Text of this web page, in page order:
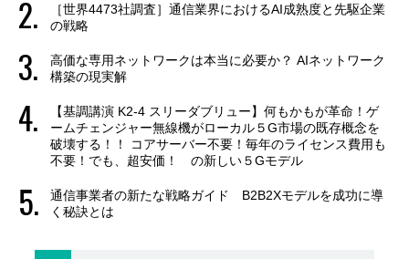
［世界4473社調査］通信業界におけるAI成熟度と先駆企業
の戦略
高価な専用ネットワークは本当に必要か？ AIネットワーク
構築の現実解
【基調講演 K2-4 スリーダブリュー】何もかもが革命！ゲ
ームチェンジャー無線機がローカル５G市場の既存概念を
破壊する！！ コアサーバー不要！毎年のライセンス費用も
不要！でも、超安価！ の新しい５Gモデル
通信事業者の新たな戦略ガイド B2B2Xモデルを成功に導
く秘訣とは